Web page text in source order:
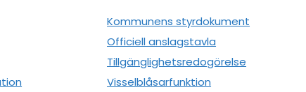
Kommunens styrdokument
Officiell anslagstavla
Tillgänglighetsredogörelse
Visselblåsarfunktion